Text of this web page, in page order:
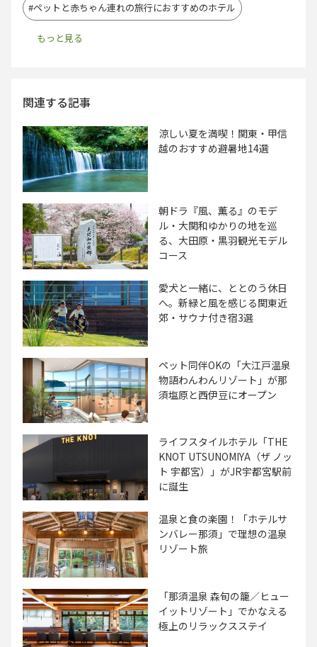
#ペットと赤ちゃん連れの旅行におすすめのホテル
関連する記事
涼しい夏を満喫！関東・甲信
越のおすすめ避暑地14選
朝ドラ『風、薫る』のモデ
ル・大関和ゆかりの地を巡
る、大田原・黒羽観光モデル
コース
愛犬と一緒に、ととのう休日
へ。新緑と風を感じる関東近
郊・サウナ付き宿3選
ペット同伴OKの「大江戸温泉
物語わんわんリゾート」が那
須塩原と西伊豆にオープン
ライフスタイルホテル「THE
KNOT UTSUNOMIYA（ザ ノッ
ト 宇都宮）」がJR宇都宮駅前
に誕生
温泉と食の楽園！「ホテルサ
ンバレー那須」で理想の温泉
リゾート旅
「那須温泉 森旬の籠／ヒュー
イットリゾート」でかなえる
極上のリラックスステイ